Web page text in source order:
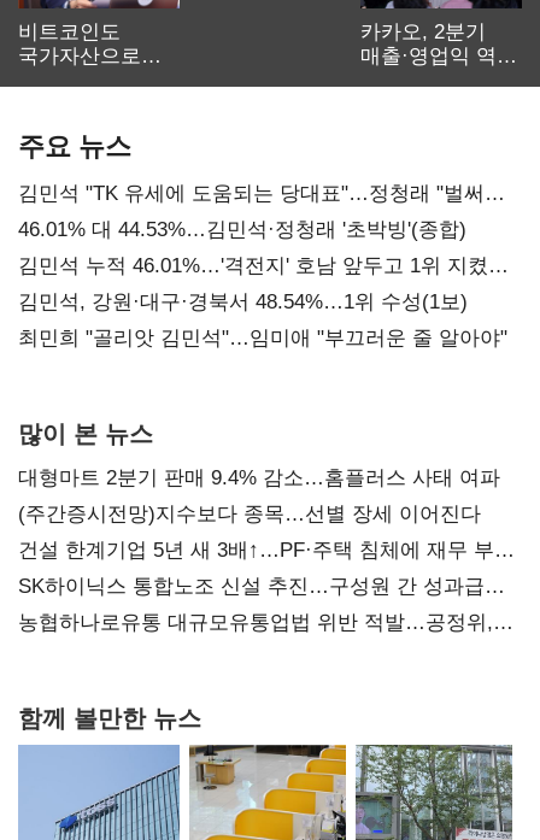
비트코인도
국가자산으로…'
카카오, 2분기
매출·영업익 역대
주요 뉴스
김민석 "TK 유세에 도움되는 당대표"…정청래 "벌써
대표된 양 당직 배분"
46.01% 대 44.53%…김민석·정청래 '초박빙'(종합)
김민석 누적 46.01%…'격전지' 호남 앞두고 1위 지켰다
(2보)
김민석, 강원·대구·경북서 48.54%…1위 수성(1보)
최민희 "골리앗 김민석"…임미애 "부끄러운 줄 알아야"
많이 본 뉴스
대형마트 2분기 판매 9.4% 감소…홈플러스 사태 여파
(주간증시전망)지수보다 종목…선별 장세 이어진다
건설 한계기업 5년 새 3배↑…PF·주택 침체에 재무 부담
확대
SK하이닉스 통합노조 신설 추진…구성원 간 성과급
불만 확산
농협하나로유통 대규모유통업법 위반 적발…공정위,
함께 볼만한 뉴스